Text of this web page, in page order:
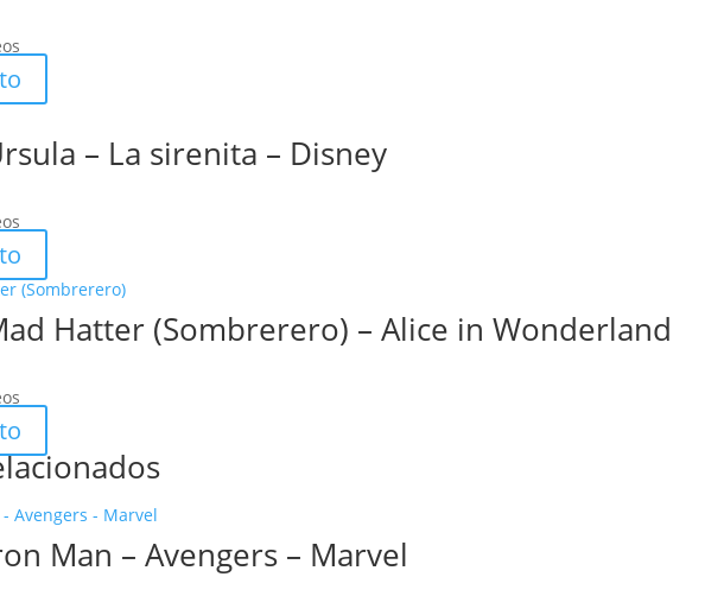
– La sirenita – Disney
Hatter (Sombrerero) – Alice in Wonderland
Man – Avengers – Marvel